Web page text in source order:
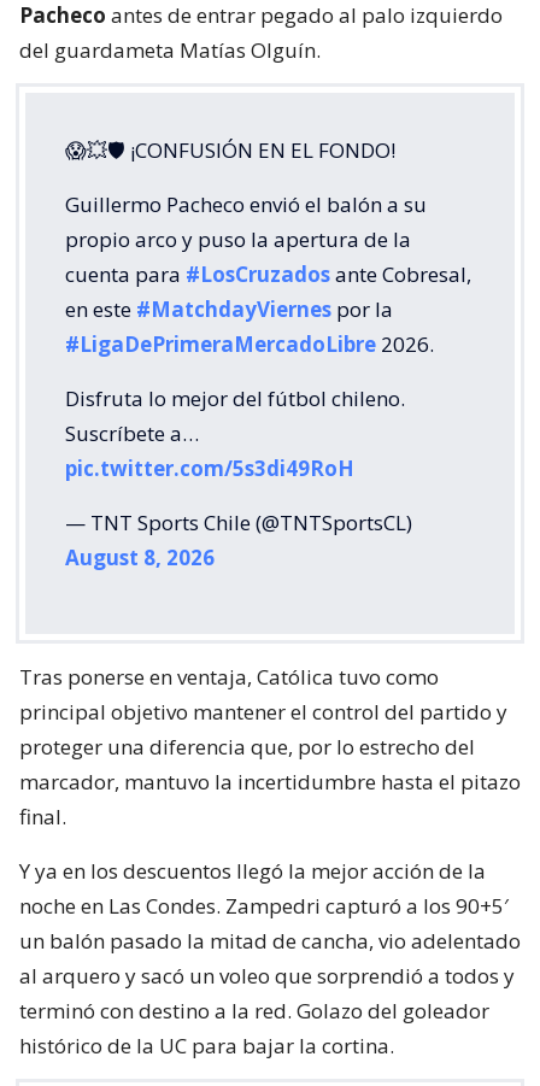
Pacheco antes de entrar pegado al palo izquierdo
del guardameta Matías Olguín.
😱💥🛡 ¡CONFUSIÓN EN EL FONDO!
Guillermo Pacheco envió el balón a su
propio arco y puso la apertura de la
cuenta para #LosCruzadosante Cobresal,
en este #MatchdayViernes por la
#LigaDePrimeraMercadoLibre 2026.
Disfruta lo mejor del fútbol chileno.
Suscríbete a…
pic.twitter.com/5s3di49RoH
— TNT Sports Chile (@TNTSportsCL)
August 8, 2026
Tras ponerse en ventaja, Católica tuvo como
principal objetivo mantener el control del partido y
proteger una diferencia que, por lo estrecho del
marcador, mantuvo la incertidumbre hasta el pitazo
final.
Y ya en los descuentos llegó la mejor acción de la
noche en Las Condes. Zampedri capturó a los 90+5′
un balón pasado la mitad de cancha, vio adelentado
al arquero y sacó un voleo que sorprendió a todos y
terminó con destino a la red. Golazo del goleador
histórico de la UC para bajar la cortina.